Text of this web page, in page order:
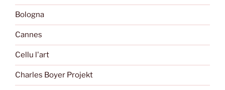
Bologna
Cannes
Cellu l'art
Charles Boyer Projekt